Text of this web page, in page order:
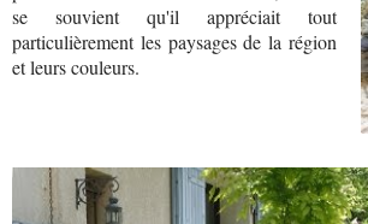
se souvient qu'il appréciait tout
particulièrement les paysages de la région
et leurs couleurs.